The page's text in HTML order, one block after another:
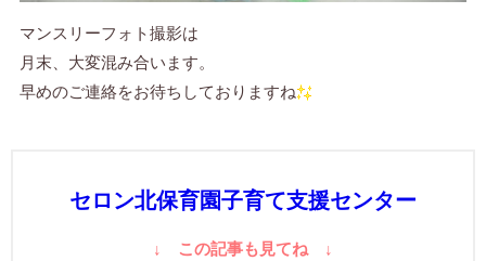
マンスリーフォト撮影は
月末、大変混み合います。
早めのご連絡をお待ちしておりますね
セロン北保育園子育て支援センター
↓ この記事も見てね ↓